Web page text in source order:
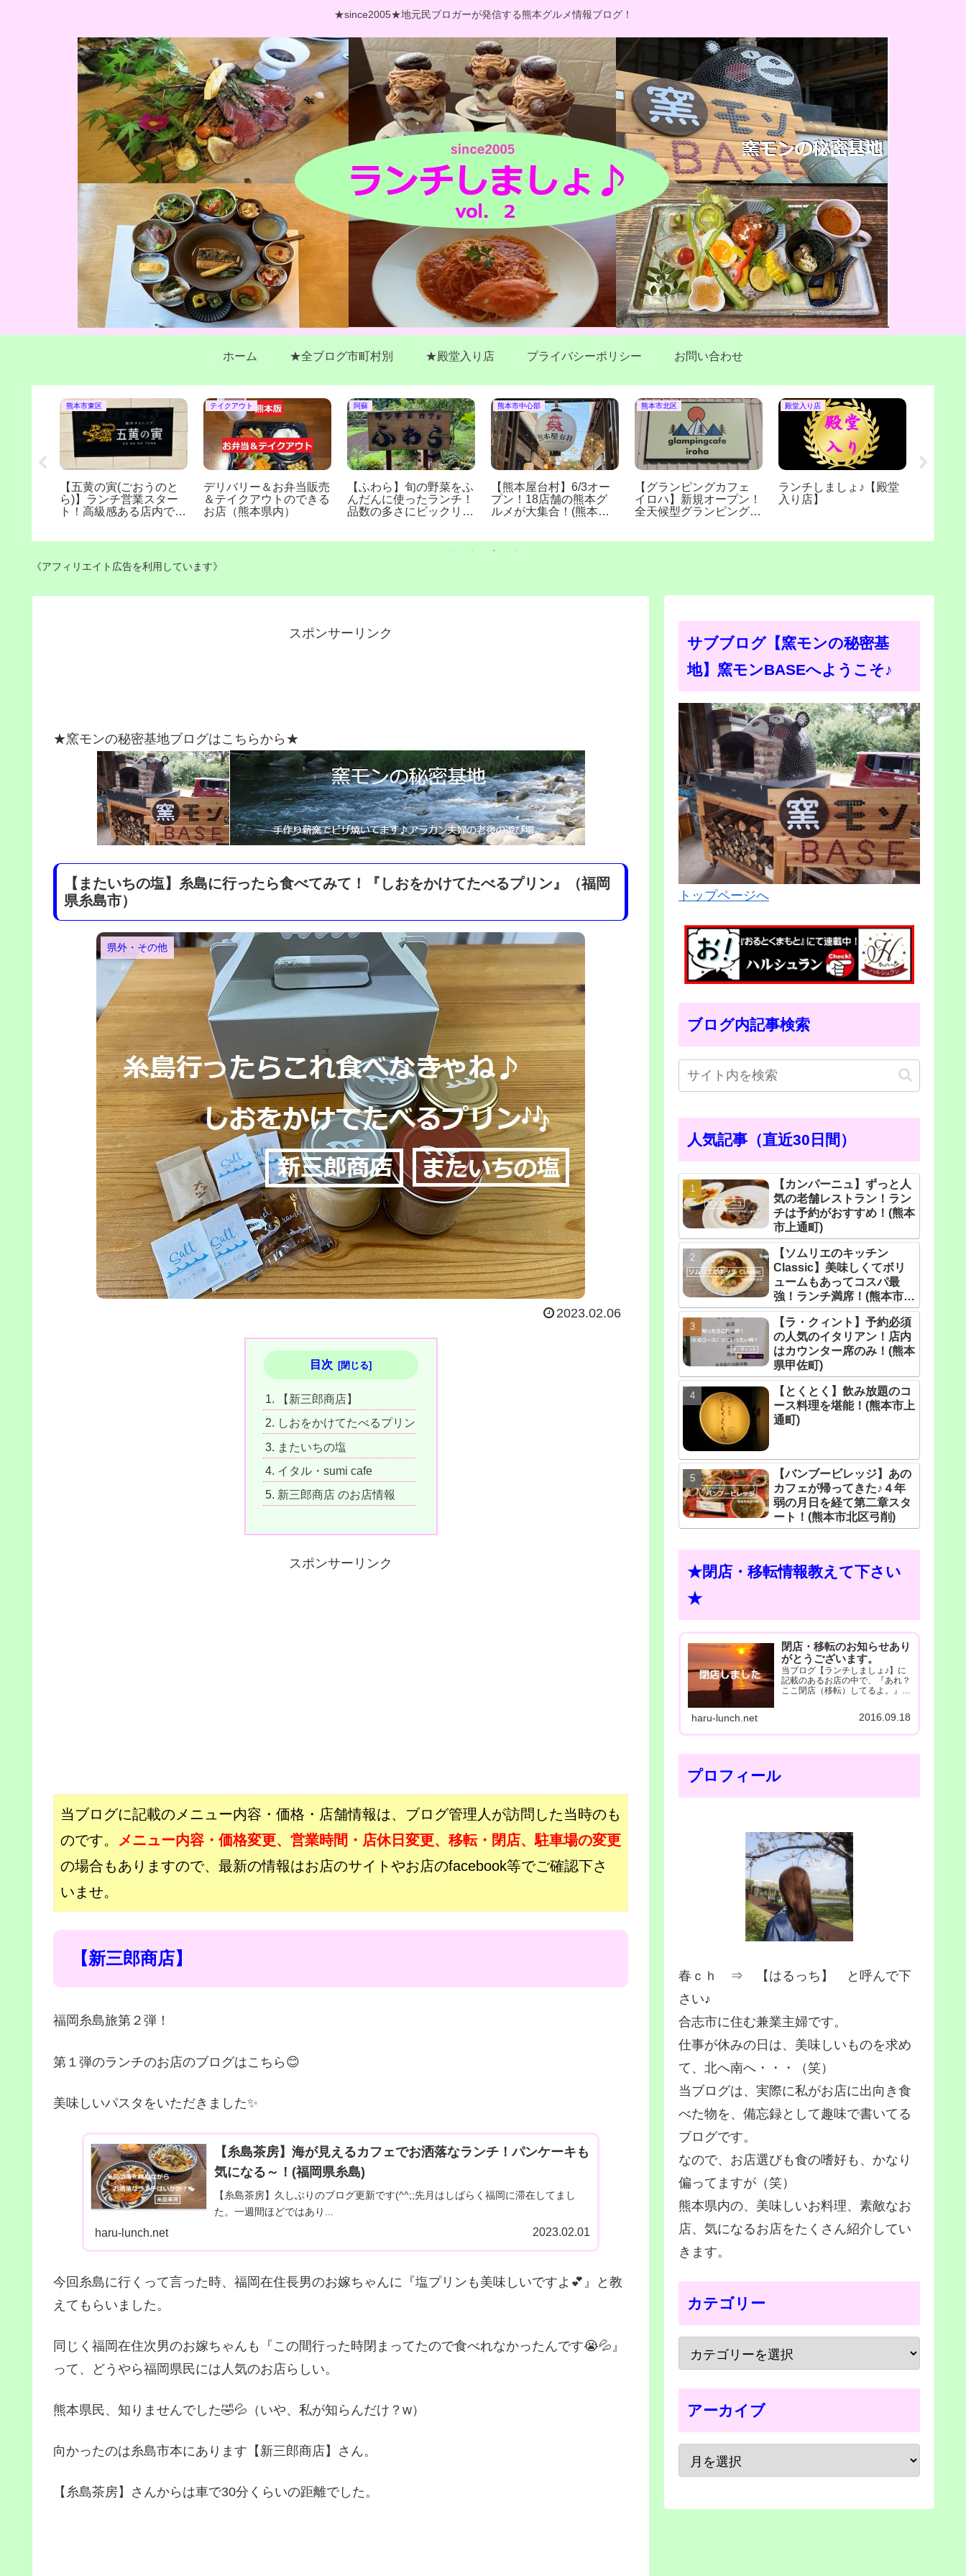
★since2005★地元民ブロガーが発信する熊本グルメ情報ブログ！
ホーム ★全ブログ市町村別 ★殿堂入り店 プライバシーポリシー お問い合わせ
熊本市東区
【五黄の寅(ごおうのと
ら)】ランチ営業スター
ト！高級感ある店内で個
テイクアウト
デリバリー＆お弁当販売
＆テイクアウトのできる
お店（熊本県内）
阿蘇
【ふわら】旬の野菜をふ
んだんに使ったランチ！
品数の多さにビックリ！
熊本市中心部
【熊本屋台村】6/3オー
プン！18店舗の熊本グ
ルメが大集合！(熊本市
熊本市北区
【グランピングカフェ
イロハ】新規オープン！
全天候型グランピングス
殿堂入り店
ランチしましょ♪【殿堂
入り店】
《アフィリエイト広告を利用しています》
スポンサーリンク
★窯モンの秘密基地ブログはこちらから★
【またいちの塩】糸島に行ったら食べてみて！『しおをかけてたべるプリン』（福岡
県糸島市）
県外・その他
2023.02.06
目次
【新三郎商店】
しおをかけてたべるプリン
またいちの塩
イタル・sumi cafe
新三郎商店 のお店情報
スポンサーリンク
当ブログに記載のメニュー内容・価格・店舗情報は、ブログ管理人が訪問した当時のも
のです。
メニュー内容・価格変更、営業時間・店休日変更、移転・閉店、駐車場の変更
の場合もありますので、最新の情報はお店のサイトやお店のfacebook等でご確認下さ
いませ。
【新三郎商店】
福岡糸島旅第２弾！
第１弾のランチのお店のブログはこちら😊
美味しいパスタをいただきました✨
【糸島茶房】海が見えるカフェでお洒落なランチ！パンケーキも
気になる～！(福岡県糸島)
【糸島茶房】久しぶりのブログ更新です(^^;;先月はしばらく福岡に滞在してまし
た。一週間ほどではあり...
haru-lunch.net 2023.02.01
今回糸島に行くって言った時、福岡在住長男のお嫁ちゃんに『塩プリンも美味しいですよ💕』と教
えてもらいました。
同じく福岡在住次男のお嫁ちゃんも『この間行った時閉まってたので食べれなかったんです😭💦』
って、どうやら福岡県民には人気のお店らしい。
熊本県民、知りませんでした🤣💦（いや、私が知らんだけ？w）
向かったのは糸島市本にあります【新三郎商店】さん。
【糸島茶房】さんからは車で30分くらいの距離でした。
サブブログ【窯モンの秘密基
地】窯モンBASEへようこそ♪
トップページへ
ブログ内記事検索
人気記事（直近30日間）
【カンパーニュ】ずっと人
気の老舗レストラン！ラン
チは予約がおすすめ！(熊本
市上通町)
【ソムリエのキッチン
Classic】美味しくてボリ
ュームもあってコスパ最
強！ランチ満席！(熊本市月
出)
【ラ・クィント】予約必須
の人気のイタリアン！店内
はカウンター席のみ！(熊本
県甲佐町)
【とくとく】飲み放題のコ
ース料理を堪能！(熊本市上
通町)
【バンブービレッジ】あの
カフェが帰ってきた♪４年
弱の月日を経て第二章スタ
ート！(熊本市北区弓削)
★閉店・移転情報教えて下さい
★
閉店・移転のお知らせあり
がとうございます。
当ブログ【ランチしましょ♪】に
記載のあるお店の中で、『あれ？
ここ閉店（移転）してるよ。』
haru-lunch.net 2016.09.18
プロフィール
春ｃｈ ⇒ 【はるっち】 と呼んで下
さい♪
合志市に住む兼業主婦です。
仕事が休みの日は、美味しいものを求め
て、北へ南へ・・・（笑）
当ブログは、実際に私がお店に出向き食
べた物を、備忘録として趣味で書いてる
ブログです。
なので、お店選びも食の嗜好も、かなり
偏ってますが（笑）
熊本県内の、美味しいお料理、素敵なお
店、気になるお店をたくさん紹介してい
きます。
カテゴリー
アーカイブ